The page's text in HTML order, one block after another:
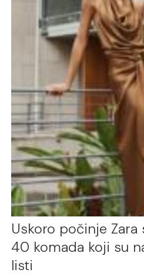
Uskoro počinje Zara
40 komada koji su
listi